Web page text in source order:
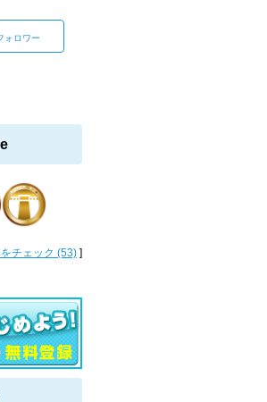
ォロワー
チェック (53) ]